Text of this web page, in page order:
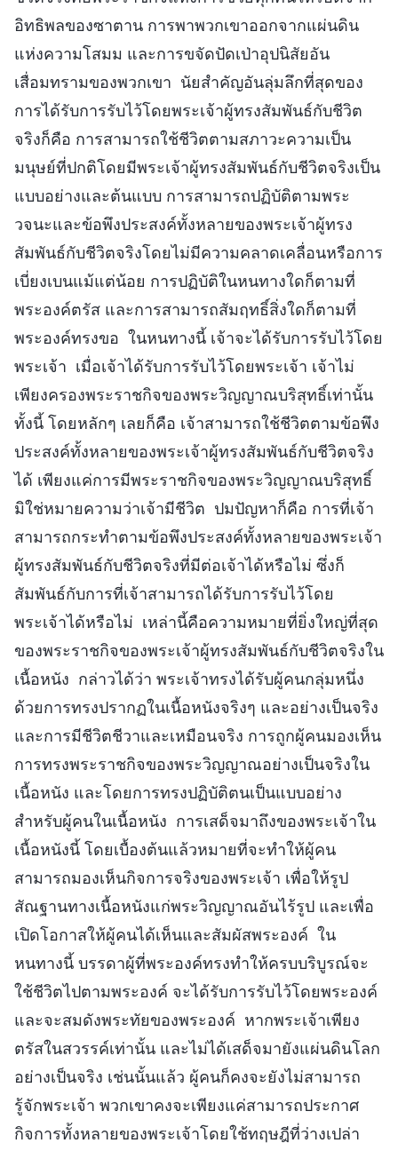
อิทธิพลของซาตาน การพาพวกเขาออกจากแผ่นดิน
แห่งความโสมม และการขจัดปัดเป่าอุปนิสัยอัน
เสื่อมทรามของพวกเขา นัยสำคัญอันลุ่มลึกที่สุดของ
การได้รับการรับไว้โดยพระเจ้าผู้ทรงสัมพันธ์กับชีวิต
จริงก็คือ การสามารถใช้ชีวิตตามสภาวะความเป็น
มนุษย์ที่ปกติโดยมีพระเจ้าผู้ทรงสัมพันธ์กับชีวิตจริงเป็น
แบบอย่างและต้นแบบ การสามารถปฏิบัติตามพระ
วจนะและข้อพึงประสงค์ทั้งหลายของพระเจ้าผู้ทรง
สัมพันธ์กับชีวิตจริงโดยไม่มีความคลาดเคลื่อนหรือการ
เบี่ยงเบนแม้แต่น้อย การปฏิบัติในหนทางใดก็ตามที่
พระองค์ตรัส และการสามารถสัมฤทธิ์สิ่งใดก็ตามที่
พระองค์ทรงขอ ในหนทางนี้ เจ้าจะได้รับการรับไว้โดย
พระเจ้า เมื่อเจ้าได้รับการรับไว้โดยพระเจ้า เจ้าไม่
เพียงครองพระราชกิจของพระวิญญาณบริสุทธิ์เท่านั้น
ทั้งนี้ โดยหลักๆ เลยก็คือ เจ้าสามารถใช้ชีวิตตามข้อพึง
ประสงค์ทั้งหลายของพระเจ้าผู้ทรงสัมพันธ์กับชีวิตจริง
ได้ เพียงแค่การมีพระราชกิจของพระวิญญาณบริสุทธิ์
มิใช่หมายความว่าเจ้ามีชีวิต ปมปัญหาก็คือ การที่เจ้า
สามารถกระทำตามข้อพึงประสงค์ทั้งหลายของพระเจ้า
ผู้ทรงสัมพันธ์กับชีวิตจริงที่มีต่อเจ้าได้หรือไม่ ซึ่งก็
สัมพันธ์กับการที่เจ้าสามารถได้รับการรับไว้โดย
พระเจ้าได้หรือไม่ เหล่านี้คือความหมายที่ยิ่งใหญ่ที่สุด
ของพระราชกิจของพระเจ้าผู้ทรงสัมพันธ์กับชีวิตจริงใน
เนื้อหนัง กล่าวได้ว่า พระเจ้าทรงได้รับผู้คนกลุ่มหนึ่ง
ด้วยการทรงปรากฏในเนื้อหนังจริงๆ และอย่างเป็นจริง
และการมีชีวิตชีวาและเหมือนจริง การถูกผู้คนมองเห็น
การทรงพระราชกิจของพระวิญญาณอย่างเป็นจริงใน
เนื้อหนัง และโดยการทรงปฏิบัติตนเป็นแบบอย่าง
สำหรับผู้คนในเนื้อหนัง การเสด็จมาถึงของพระเจ้าใน
เนื้อหนังนี้ โดยเบื้องต้นแล้วหมายที่จะทำให้ผู้คน
สามารถมองเห็นกิจการจริงของพระเจ้า เพื่อให้รูป
สัณฐานทางเนื้อหนังแก่พระวิญญาณอันไร้รูป และเพื่อ
เปิดโอกาสให้ผู้คนได้เห็นและสัมผัสพระองค์ ใน
หนทางนี้ บรรดาผู้ที่พระองค์ทรงทำให้ครบบริบูรณ์จะ
ใช้ชีวิตไปตามพระองค์ จะได้รับการรับไว้โดยพระองค์
และจะสมดังพระทัยของพระองค์ หากพระเจ้าเพียง
ตรัสในสวรรค์เท่านั้น และไม่ได้เสด็จมายังแผ่นดินโลก
อย่างเป็นจริง เช่นนั้นแล้ว ผู้คนก็คงจะยังไม่สามารถ
รู้จักพระเจ้า พวกเขาคงจะเพียงแค่สามารถประกาศ
กิจการทั้งหลายของพระเจ้าโดยใช้ทฤษฎีที่ว่างเปล่า